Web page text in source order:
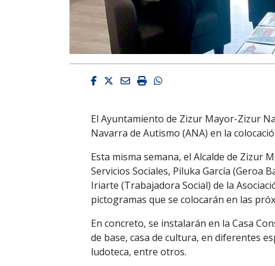
Facebook
Twitter
EmailImprimirWhatsapp
El Ayuntamiento de Zizur Mayor-Zizur
Navarra de Autismo (ANA) en la
Esta misma semana, el Alcalde de Zizur
Servicios Sociales, Piluka García (Geroa
Iriarte (Trabajadora Social) de la
pictogramas que se colocarán en las
En concreto, se instalarán en la Casa
de base, casa de cultura, en diferentes
ludoteca, entre otros.